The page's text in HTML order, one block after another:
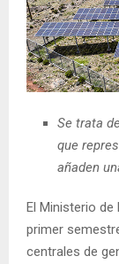
Se trata
que
añaden
El Ministerio de
primer
centrales de